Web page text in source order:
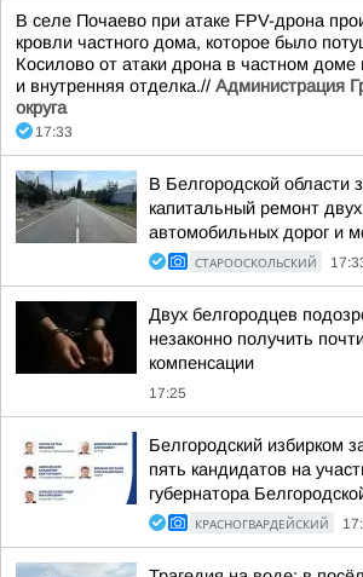
В селе Почаево при атаке FPV-дрона
кровли частного дома, которое было
Косилово от атаки дрона в частном
и внутренняя отделка.// Администрация
округа
17:33
В Белгородской области
капитальный ремонт
автомобильных дорог и
СТАРООСКОЛЬСКИЙ
Двух белгородцев
незаконно получить
компенсации
17:25
Белгородский избирком
пять кандидатов на
губернатора
КРАСНОГВАРДЕЙСКИЙ